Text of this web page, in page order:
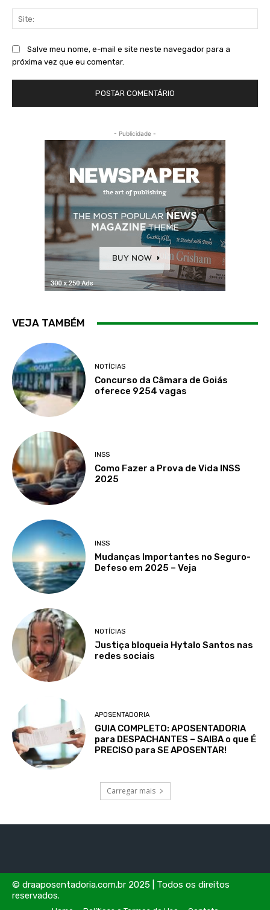
Salve meu nome, e-mail e site neste navegador para a
próxima vez que eu comentar.
- Publicidade -
VEJA TAMBÉM
NOTÍCIAS
Concurso da Câmara de Goiás
oferece 9254 vagas
INSS
Como Fazer a Prova de Vida INSS
2025
INSS
Mudanças Importantes no Seguro-
Defeso em 2025 – Veja
NOTÍCIAS
Justiça bloqueia Hytalo Santos nas
redes sociais
APOSENTADORIA
GUIA COMPLETO: APOSENTADORIA
para DESPACHANTES – SAIBA o que É
PRECISO para SE APOSENTAR!
Carregar mais
© draaposentadoria.com.br 2025 | Todos os direitos
reservados.